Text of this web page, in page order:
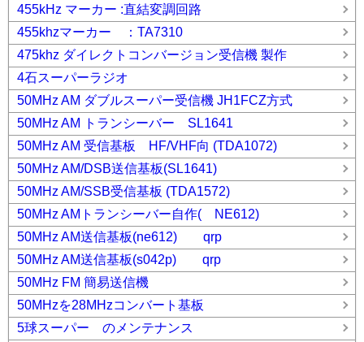
455kHz マーカー :直結変調回路
455khzマーカー ：TA7310
475khz ダイレクトコンバージョン受信機 製作
4石スーパーラジオ
50MHz AM ダブルスーパー受信機 JH1FCZ方式
50MHz AM トランシーバー SL1641
50MHz AM 受信基板 HF/VHF向 (TDA1072)
50MHz AM/DSB送信基板(SL1641)
50MHz AM/SSB受信基板 (TDA1572)
50MHz AMトランシーバー自作( NE612)
50MHz AM送信基板(ne612) qrp
50MHz AM送信基板(s042p) qrp
50MHz FM 簡易送信機
50MHzを28MHzコンバート基板
5球スーパー のメンテナンス